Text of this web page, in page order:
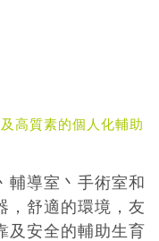
高質素的個人化輔助
輔導室丶手術室和
，舒適的環境，友
及安全的輔助生育